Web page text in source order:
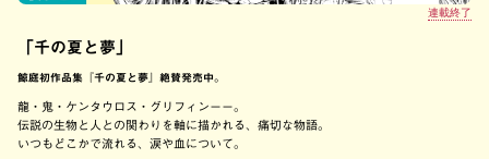
連載終了
「千の夏と夢」
鯨庭初作品集『千の夏と夢』絶賛発売中。
龍・鬼・ケンタウロス・グリフィンーー。
伝説の生物と人との関わりを軸に描かれる、痛切な物語。
いつもどこかで流れる、涙や血について。